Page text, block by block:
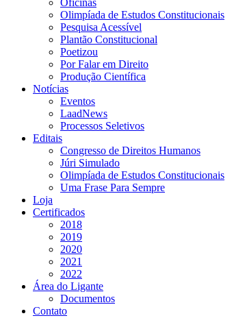
Oficinas
Olimpíada de Estudos Constitucionais
Pesquisa Acessível
Plantão Constitucional
Poetizou
Por Falar em Direito
Produção Científica
Notícias
Eventos
LaadNews
Processos Seletivos
Editais
Congresso de Direitos Humanos
Júri Simulado
Olimpíada de Estudos Constitucionais
Uma Frase Para Sempre
Loja
Certificados
2018
2019
2020
2021
2022
Área do Ligante
Documentos
Contato